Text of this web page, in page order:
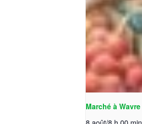
Marché à Wavre